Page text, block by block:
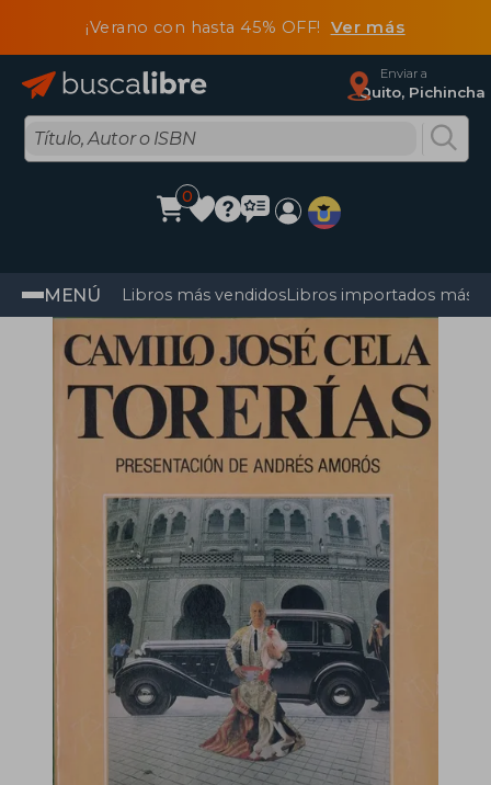
¡Verano con hasta 45% OFF! Ver más
Enviar a
Quito, Pichincha
0
MENÚ Libros más vendidosLibros importados más